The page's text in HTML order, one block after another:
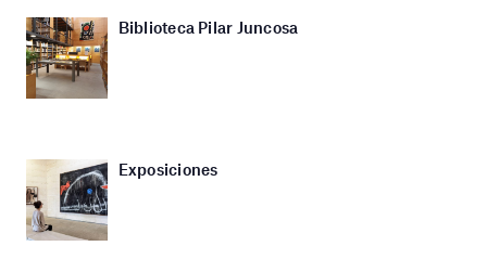
Biblioteca Pilar Juncosa
Exposiciones